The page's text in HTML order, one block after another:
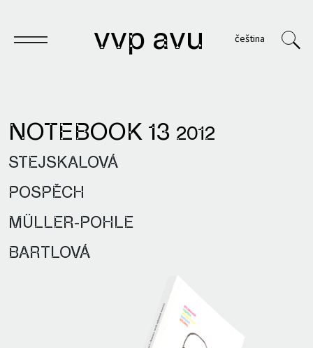
vvp avu čeština
Notebook
Publications
Archives
VVP
NOTEBOOK 13 2012
STEJSKALOVÁ
POSPĚCH
MÜLLER-POHLE
BARTLOVÁ